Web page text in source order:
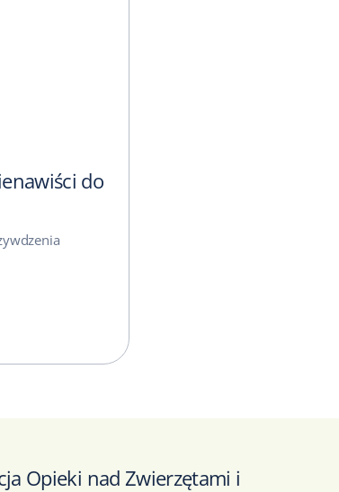
do
Opieki nad Zwierzętami i